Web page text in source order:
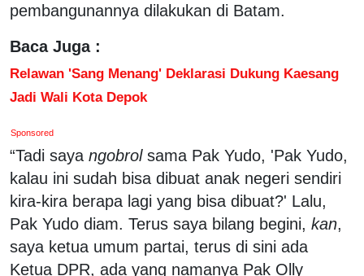
pembangunannya dilakukan di Batam.
Baca Juga :
Relawan 'Sang Menang' Deklarasi Dukung Kaesang
Jadi Wali Kota Depok
Sponsored
“Tadi saya ngobrolsama Pak Yudo, 'Pak Yudo,
kalau ini sudah bisa dibuat anak negeri sendiri
kira-kira berapa lagi yang bisa dibuat?' Lalu,
Pak Yudo diam. Terus saya bilang begini, kan,
saya ketua umum partai, terus di sini ada
Ketua DPR, ada yang namanya Pak Olly